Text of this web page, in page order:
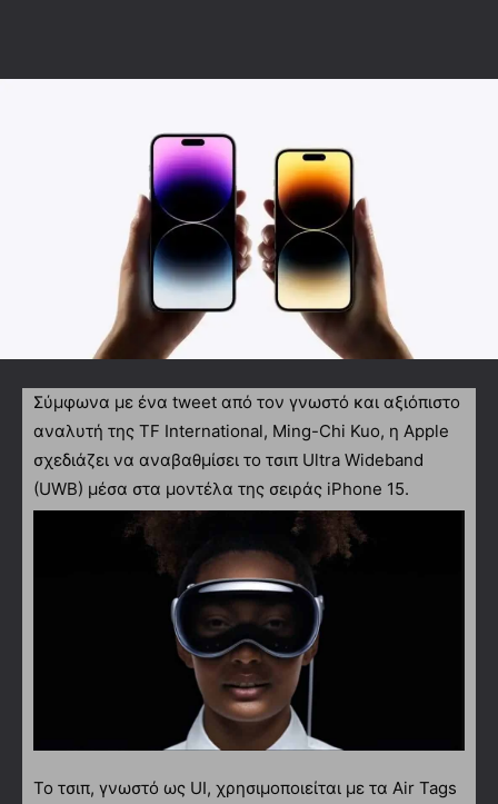
Σύμφωνα με ένα tweet από τον γνωστό και αξιόπιστο
αναλυτή της TF International, Ming-Chi Kuo, η Apple
σχεδιάζει να αναβαθμίσει το τσιπ Ultra Wideband
(UWB) μέσα στα μοντέλα της σειράς iPhone 15.
Το τσιπ, γνωστό ως UI, χρησιμοποιείται με τα Air Tags